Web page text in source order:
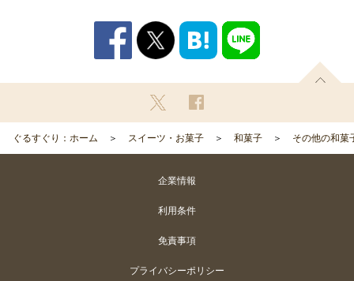
ぐるすぐり：ホーム スイーツ・お菓子 和菓子 その他の和菓
企業情報
利用条件
免責事項
プライバシーポリシー